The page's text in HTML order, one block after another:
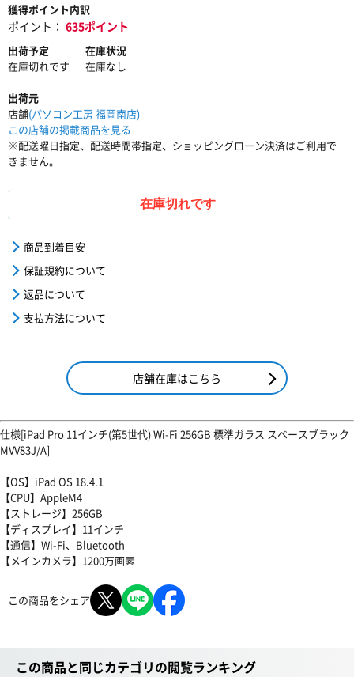
獲得ポイント内訳
ポイント： 635ポイント
出荷予定
在庫切れです
在庫状況
在庫なし
出荷元
店舗(パソコン工房 福岡南店)
この店舗の掲載商品を見る
※配送曜日指定、配送時間帯指定、ショッピングローン決済はご利用で
きません。
在庫切れです
商品到着目安
保証規約について
返品について
支払方法について
店舗在庫はこちら
仕様[iPad Pro 11インチ(第5世代) Wi-Fi 256GB 標準ガラス スペースブラック
MVV83J/A]
【OS】iPad OS 18.4.1
【CPU】AppleM4
【ストレージ】256GB
【ディスプレイ】11インチ
【通信】Wi-Fi、Bluetooth
【メインカメラ】1200万画素
この商品をシェア
この商品と同じカテゴリの閲覧ランキング